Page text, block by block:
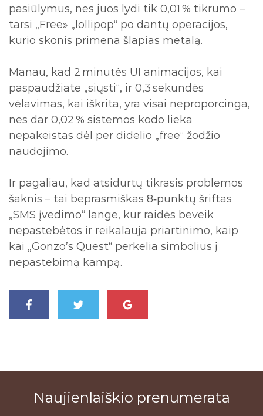
pasiūlymus, nes juos lydi tik 0,01 % tikrumo –
tarsi „Free» „lollipop“ po dantų operacijos,
kurio skonis primena šlapias metalą.
Manau, kad 2 minutės UI animacijos, kai
paspaudžiate „siųsti“, ir 0,3 sekundės
vėlavimas, kai iškrita, yra visai neproporcinga,
nes dar 0,02 % sistemos kodo lieka
nepakeistas dėl per didelio „free“ žodžio
naudojimo.
Ir pagaliau, kad atsidurtų tikrasis problemos
šaknis – tai beprasmiškas 8‑punktų šriftas
„SMS įvedimo“ lange, kur raidės beveik
nepastebėtos ir reikalauja priartinimo, kaip
kai „Gonzo’s Quest“ perkelia simbolius į
nepastebimą kampą.
Naujienlaiškio prenumerata